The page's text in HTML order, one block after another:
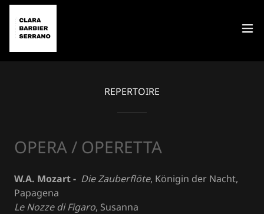
REPERTOIRE
OPERA / OPERETTA
W.A. Mozart - Die Zauberflöte, Königin der Nacht,
Papagena
Le Nozze di Figaro, Susanna